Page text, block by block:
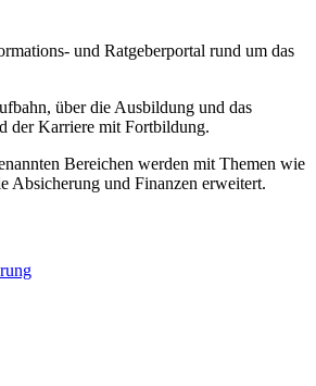
und Ratgeberportal rund um das
über die Ausbildung und das
der Karriere mit Fortbildung.
Bereichen werden mit Themen wie
Absicherung und Finanzen erweitert.